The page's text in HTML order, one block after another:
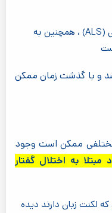
اسکلروز جانبی آمیوتروفیک جانبی (ALS) ، همچنین به
و با گذشت زمان ممکن
مختلفی ممکن است وجود
مبتلا به اختلال گفتار
که لکنت زبان دارند دیده